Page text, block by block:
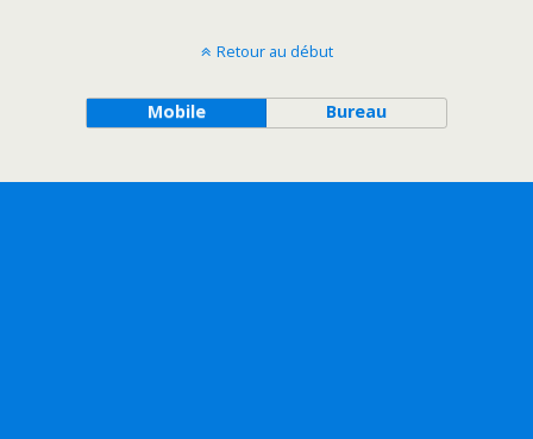
Retour au début
Mobile Bureau